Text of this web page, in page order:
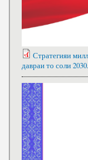
Стратегияи
давраи то соли